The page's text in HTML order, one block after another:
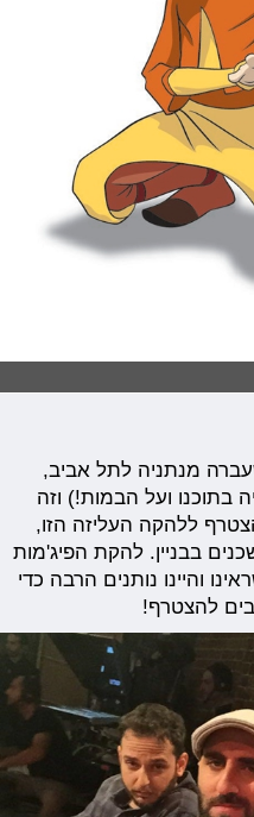
מנתניה לתל אביב,
בתוכנו ועל הבמות!) וזה
ללהקה העליזה הזו,
בבניין. להקת הפיג'מות
והיינו נותנים הרבה כדי
להצטרף!